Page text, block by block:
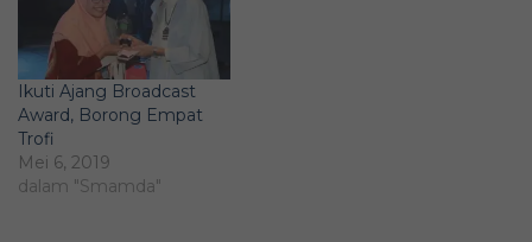
Ikuti Ajang Broadcast
Award, Borong Empat
Trofi
Mei 6, 2019
dalam "Smamda"